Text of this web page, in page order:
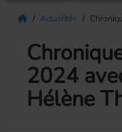
Actualités Chronique
2024
Hélène